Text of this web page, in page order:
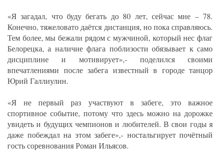
«Я загадал, что буду бегать до 80 лет, сейчас мне – 78.
Конечно, тяжеловато даётся дистанция, но пока справляюсь.
Тем более, мы бежали рядом с мужчиной, который нес флаг
Белорецка, а наличие флага поблизости обязывает к само
дисциплине и мотивирует»,- поделился своими
впечатлениями после забега известный в городе танцор
Юрий Галлиулин.
«Я не первый раз участвуют в забеге, это важное
спортивное событие, потому что здесь можно на дорожке
увидеть и будущих чемпионов и любителей. В свои годы я
даже побеждал на этом забеге»,- ностальгирует почётный
гость соревнования Роман Ильясов.